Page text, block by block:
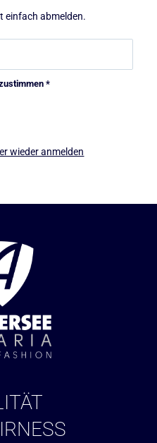
einfach abmelden.
*
wieder anmelden